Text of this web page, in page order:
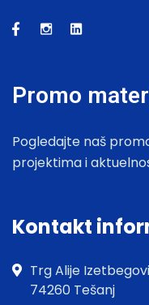
Promo
Pogledajte naš
projektima i
Kontakt
Trg Alije
74260 Tešanj